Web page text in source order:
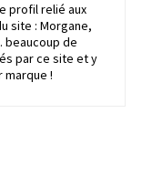
profil relié aux
site : Morgane,
beaucoup de
par ce site et y
marque !